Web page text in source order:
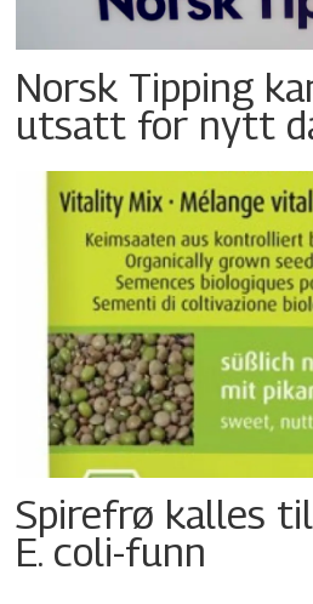
Norsk Tipping
utsatt for nytt
Spirefrø kalles
E. coli-funn